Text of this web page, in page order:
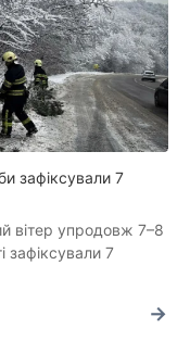
зафіксували 7
вітер упродовж 7–8
зафіксували 7
→